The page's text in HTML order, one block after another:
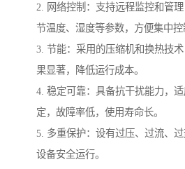
2. 网络控制：支持远程监控和管
节温度、湿度等参数，方便集中控
3. 节能：采用的压缩机和换热技
果显著，降低运行成本。
4. 稳定可靠：具备抗干扰能力，
定，故障率低，使用寿命长。
5. 多重保护：设有过压、过流、
设备安全运行。